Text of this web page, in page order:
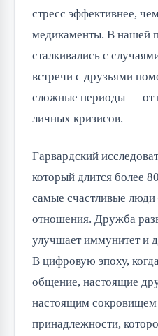
стресс эффективнее,
медикаменты. В нашей
сталкивались с
встречи с друзьями
сложные периоды — от
личных кризисов.
Гарвардский
который длится более
самые счастливые
отношения. Дружба
улучшает иммунитет и
В цифровую эпоху,
общение, настоящие
настоящим
принадлежности,